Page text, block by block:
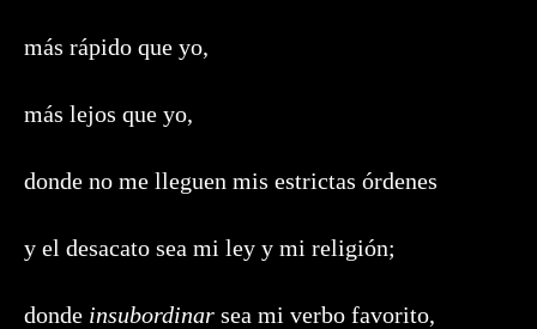
más rápido que yo,
más lejos que yo,
donde no me lleguen mis estrictas órdenes
y el desacato sea mi ley y mi religión;
donde insubordinar sea mi verbo favorito,